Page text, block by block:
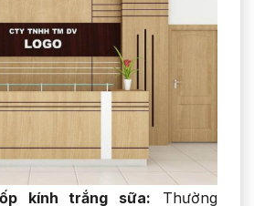
kính trắng sữa: Thường